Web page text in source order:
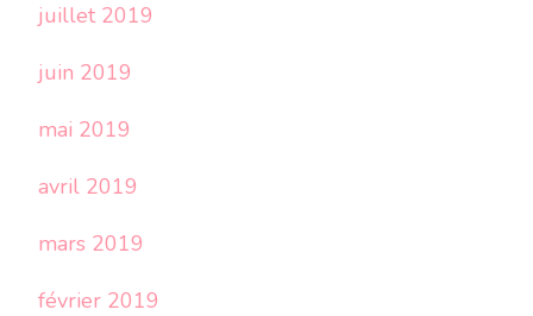
juillet 2019
juin 2019
mai 2019
avril 2019
mars 2019
février 2019